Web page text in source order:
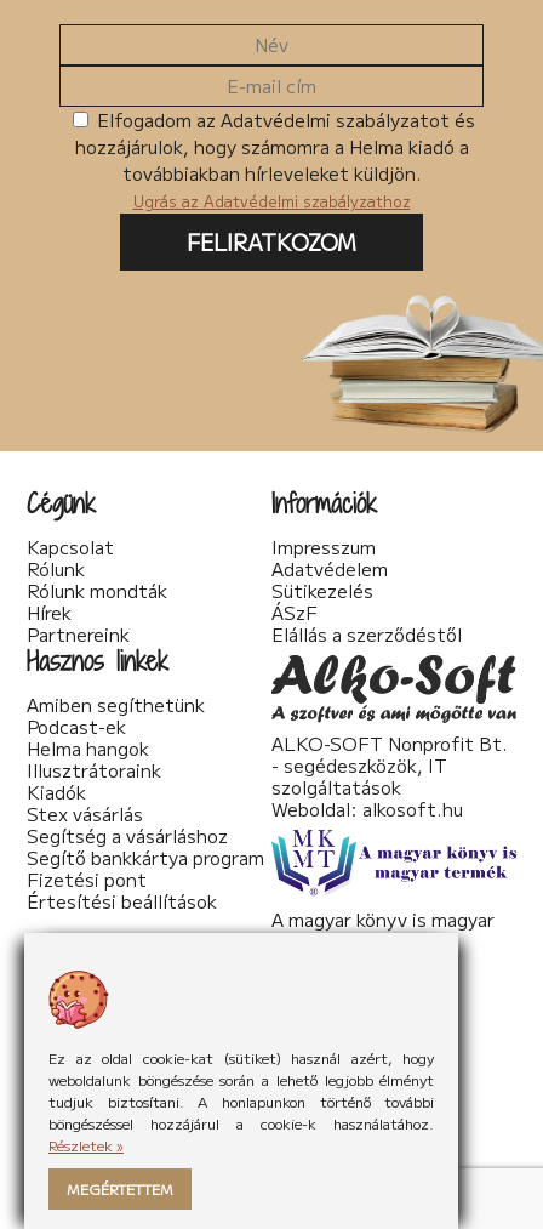
Ez az oldal cookie-kat (sütiket) használ azért, hogy
weboldalunk böngészése során a lehető legjobb élményt
tudjuk biztosítani. A honlapunkon történő további
böngészéssel hozzájárul a cookie-k használatához.
Részletek »
MEGÉRTETTEM
Elfogadom az Adatvédelmi szabályzatot és
hozzájárulok, hogy számomra a Helma kiadó a
továbbiakban hírleveleket küldjön.
Ugrás az Adatvédelmi szabályzathoz
FELIRATKOZOM
Cégünk
Kapcsolat
Rólunk
Rólunk mondták
Hírek
Partnereink
Információk
Impresszum
Adatvédelem
Sütikezelés
ÁSzF
Elállás a szerződéstől
Hasznos linkek
Amiben segíthetünk
Podcast-ek
Helma hangok
Illusztrátoraink
Kiadók
Stex vásárlás
Segítség a vásárláshoz
Segítő bankkártya program
Fizetési pont
Értesítési beállítások
ALKO-SOFT Nonprofit Bt.
- segédeszközök, IT
szolgáltatások
Weboldal: alkosoft.hu
A magyar könyv is magyar
termék